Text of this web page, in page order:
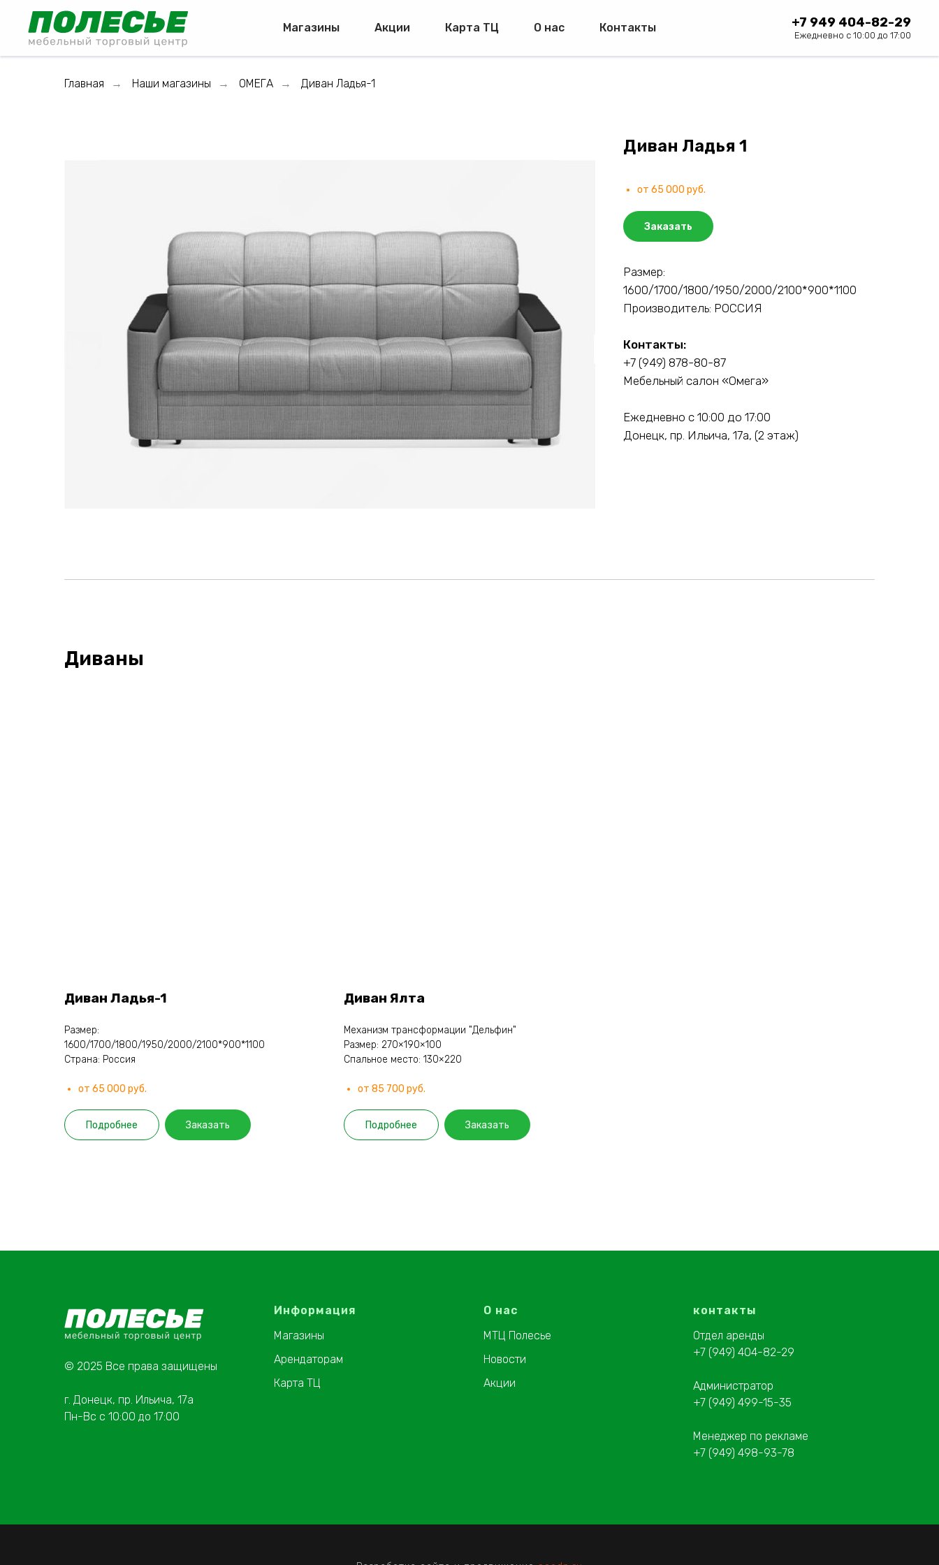
Магазины Акции Карта ТЦ О нас Контакты +7 949 404-82-29
Ежедневно с 10:00 до 17:00
Главная → Наши магазины → ОМЕГА → Диван Ладья-1
Диван Ладья 1
от 65 000 руб.
Заказать
Размер:
1600/1700/1800/1950/2000/2100*900*1100
Производитель: РОССИЯ
Контакты:
+7 (949) 878-80-87
Мебельный салон «Омега»
Ежедневно с 10:00 до 17:00
Донецк, пр. Ильича, 17а, (2 этаж)
Диваны
Диван Ладья-1
Размер:
1600/1700/1800/1950/2000/2100*900*1100
Страна: Россия
от 65 000 руб.
Подробнее Заказать
Диван Ялта
Механизм трансформации "Дельфин"
Размер: 270×190×100
Спальное место: 130×220
от 85 700 руб.
Подробнее Заказать
© 2025 Все права защищены
г. Донецк, пр. Ильича, 17а
Пн-Вс с 10:00 до 17:00
Информация
Магазины
Арендаторам
Карта ТЦ
О нас
МТЦ Полесье
Новости
Акции
контакты
Отдел аренды
+7 (949) 404-82-29
Администратор
+7 (949) 499-15-35
Менеджер по рекламе
+7 (949) 498-93-78